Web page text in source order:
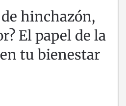
hinchazón,
El papel de la
tu bienestar